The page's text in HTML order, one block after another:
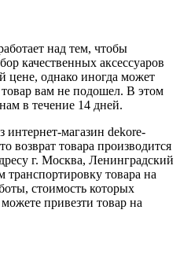
над тем, чтобы
качественных аксессуаров
цене, однако иногда может
вам не подошел. В этом
в течение 14 дней.
интернет-магазин dekore-
возврат товара производится
г. Москва, Ленинградский
товара на
стоимость которых
привезти товар на